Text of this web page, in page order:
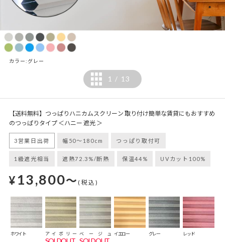
カラー:グレー
1 / 13
【送料無料】つっぱりハニカムスクリーン 取り付け簡単な賃貸にもおすすめ
のつっぱりタイプ ＜ハニー 遮光 ＞
3営業日出荷 幅50～180cm つっぱり取付可
1級遮光相当 遮熱72.3%/断熱 保温44% UVカット100%
¥13,800～(税込)
ホワイト アイボリー ベージュ イエロー グレー レッド